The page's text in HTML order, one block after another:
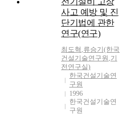
사고 예방 및 진
단기법에 관한
연구(연구)
최도혁 ,류승기(한국
건설기술연구원 ,기
전연구실)
한국건설기술연
구원
1996
한국건설기술연
구원